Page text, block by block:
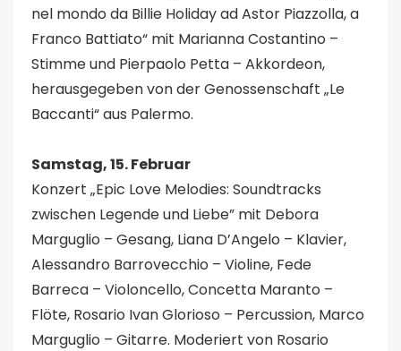
nel mondo da Billie Holiday ad Astor Piazzolla, a
Franco Battiato“ mit Marianna Costantino –
Stimme und Pierpaolo Petta – Akkordeon,
herausgegeben von der Genossenschaft „Le
Baccanti“ aus Palermo.
Samstag, 15. Februar
Konzert „Epic Love Melodies: Soundtracks
zwischen Legende und Liebe” mit Debora
Marguglio – Gesang, Liana D’Angelo – Klavier,
Alessandro Barrovecchio – Violine, Fede
Barreca – Violoncello, Concetta Maranto –
Flöte, Rosario Ivan Glorioso – Percussion, Marco
Marguglio – Gitarre. Moderiert von Rosario